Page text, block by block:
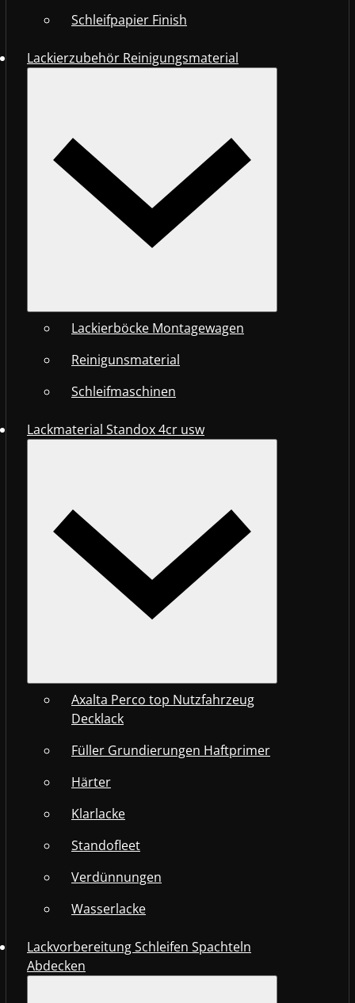
Schleifpapier Finish
Lackierzubehör Reinigungsmaterial
Lackierböcke Montagewagen
Reinigunsmaterial
Schleifmaschinen
Lackmaterial Standox 4cr usw
Axalta Perco top Nutzfahrzeug
Decklack
Füller Grundierungen Haftprimer
Härter
Klarlacke
Standofleet
Verdünnungen
Wasserlacke
Lackvorbereitung Schleifen Spachteln
Abdecken